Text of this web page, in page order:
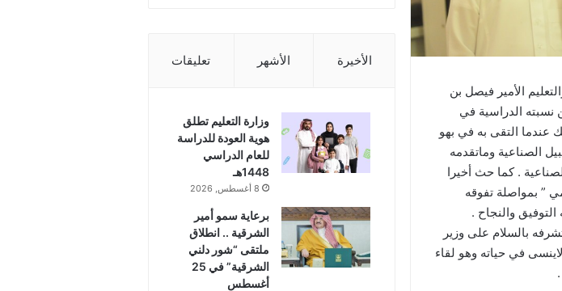
الأمير فيصل بن
نسبته الدراسية في
عندما التقى به في بهو
الصناعية وماتقدمه
. كما حث أخيرا
” بمواصلة تفوقه
بالسلام على وزير
لاينسى في حياته وهو لقاء
الأخيرة الأشهر تعليقات
وزارة التعليم تطلق
هوية العودة للدراسة
للعام الدراسي
1448هـ
8 أغسطس, 2026
برعاية سمو أمير
الشرقية .. انطلاق
ملتقى “شور دلني
الشرقية” في 25
أغسطس